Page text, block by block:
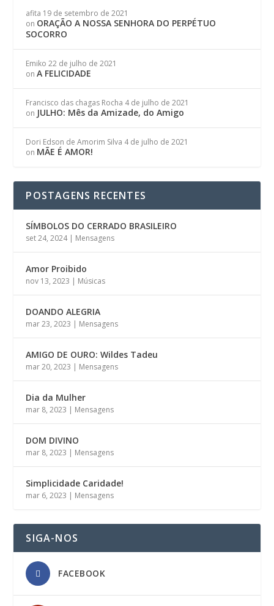
afita 19 de setembro de 2021
on ORAÇÃO A NOSSA SENHORA DO PERPÉTUO
SOCORRO
Emiko 22 de julho de 2021
onA FELICIDADE
Francisco das chagas Rocha 4 de julho de 2021
on JULHO: Mês da Amizade, do Amigo
Dori Edson de Amorim Silva 4 de julho de 2021
on MÃE É AMOR!
POSTAGENS RECENTES
SÍMBOLOS DO CERRADO BRASILEIRO
set 24, 2024| Mensagens
Amor Proibido
nov 13, 2023 | Músicas
DOANDO ALEGRIA
mar 23, 2023 | Mensagens
AMIGO DE OURO: Wildes Tadeu
mar 20, 2023 | Mensagens
Dia da Mulher
mar 8, 2023 | Mensagens
DOM DIVINO
mar 8, 2023 | Mensagens
Simplicidade Caridade!
mar 6, 2023 | Mensagens
SIGA-NOS
FACEBOOK